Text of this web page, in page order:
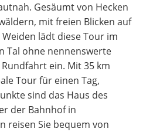
Gesäumt von Hecken
mit freien Blicken auf
lädt diese Tour im
Tal ohne nennenswerte
ein. Mit 35 km
Tour für einen Tag,
sind das Haus des
der Bahnhof in
reisen Sie bequem von